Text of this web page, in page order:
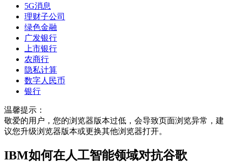
5G消息
理财子公司
绿色金融
广发银行
上市银行
农商行
隐私计算
数字人民币
银行
温馨提示：
敬爱的用户，您的浏览器版本过低，会导致页面浏览异常，建
议您升级浏览器版本或更换其他浏览器打开。
IBM如何在人工智能领域对抗谷歌